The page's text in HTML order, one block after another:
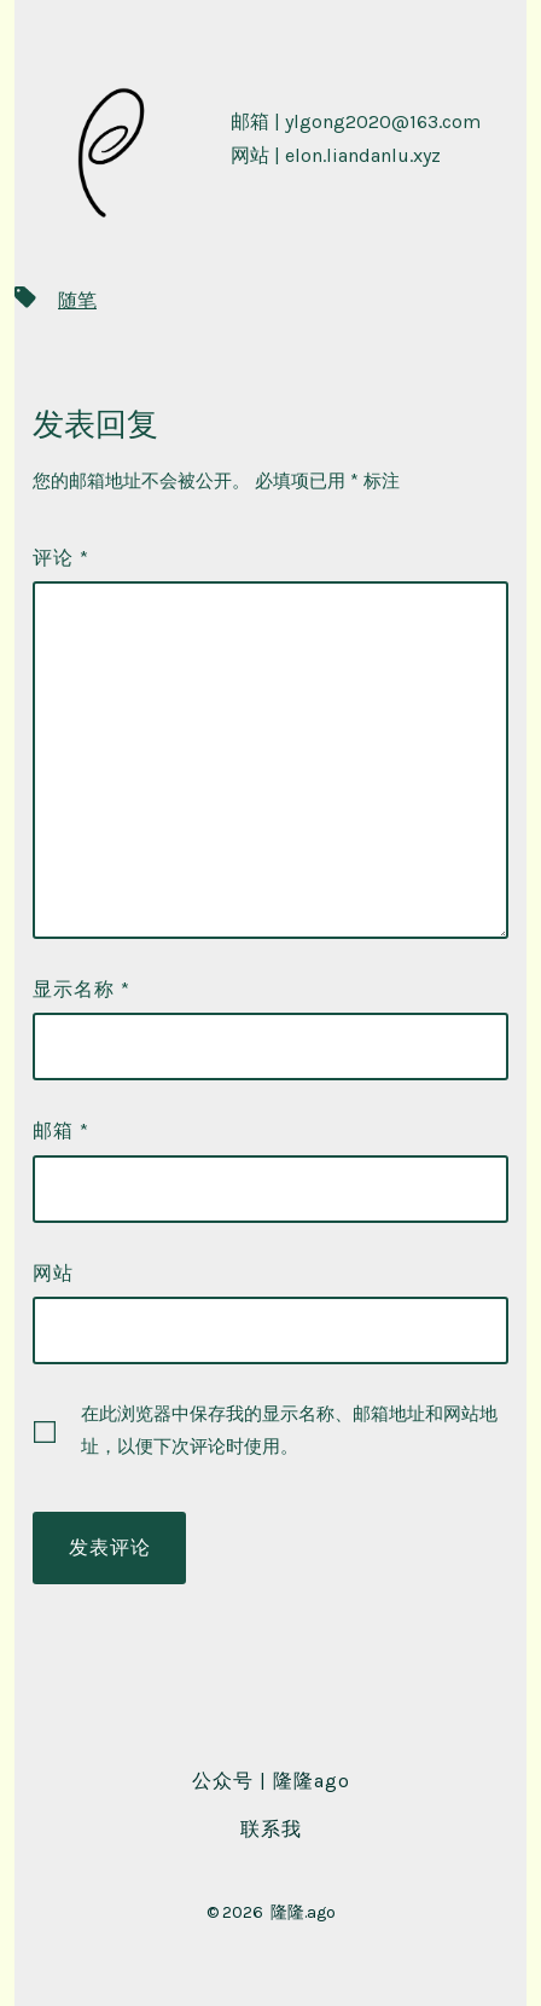
邮箱 | ylgong2020@163.com
网站 | elon.liandanlu.xyz
标
签
随笔
发表回复
您的邮箱地址不会被公开。 必填项已用 * 标注
评论 *
显示名称 *
邮箱 *
网站
在此浏览器中保存我的显示名称、邮箱地址和网站地
址，以便下次评论时使用。
公众号 | 隆隆ago
联系我
© 2026 隆隆.ago